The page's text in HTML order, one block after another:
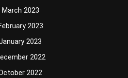
March 2023
2023
2023
2022
2022